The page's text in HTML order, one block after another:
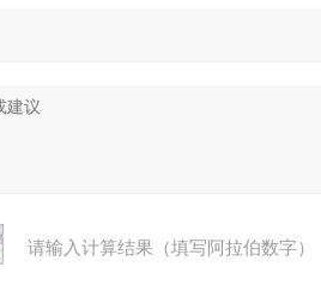
请输入计算结果（填写阿拉伯数字